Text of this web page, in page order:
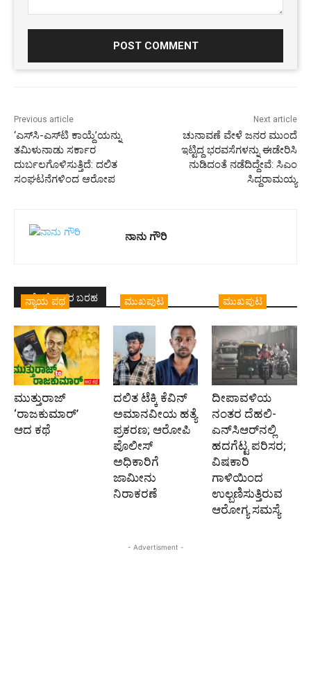
Previous article
‘ಎಸ್‌ಸಿ-ಎಸ್‌ಟಿ ಕಾಯ್ದೆ’ಯನ್ನು
ತಮಿಳುನಾಡು ಸರ್ಕಾರ
ದುರ್ಬಲಗೊಳಿಸುತ್ತಿದೆ: ದಲಿತ
ಸಂಘಟನೆಗಳಿಂದ ಆರೋಪ
Next article
ಚುನಾವಣೆ ವೇಳೆ ಜನರ ಮುಂದೆ
ಇಟ್ಟಿದ್ದ ಭರವಸೆಗಳನ್ನು ಈಡೇರಿಸಿ
ನುಡಿದಂತೆ ನಡೆದಿದ್ದೇವೆ: ಸಿಎಂ
ಸಿದ್ದರಾಮಯ್ಯ
ನಾನು ಗೌರಿ
ಇದೇ ಲೇಖಕರ ಬರಹ
ನ್ಯಾಯ ಪಥ
ಮುತ್ತುರಾಜ್
‘ರಾಜಕುಮಾರ್‍’
ಆದ ಕಥೆ
ಮುಖಪುಟ
ದಲಿತ ಟೆಕ್ಕಿ ಕೆವಿನ್
ಅಮಾನವೀಯ ಹತ್ಯೆ
ಪ್ರಕರಣ; ಆರೋಪಿ
ಪೊಲೀಸ್‌
ಅಧಿಕಾರಿಗೆ
ಜಾಮೀನು
ನಿರಾಕರಣೆ
ಮುಖಪುಟ
ದೀಪಾವಳಿಯ
ನಂತರ ದೆಹಲಿ-
ಎನ್‌ಸಿಆರ್‌ನಲ್ಲಿ
ಹದಗೆಟ್ಟ ಪರಿಸರ;
ವಿಷಕಾರಿ
ಗಾಳಿಯಿಂದ
ಉಲ್ಬಣಿಸುತ್ತಿರುವ
ಆರೋಗ್ಯ ಸಮಸ್ಯೆ
- Advertisment -